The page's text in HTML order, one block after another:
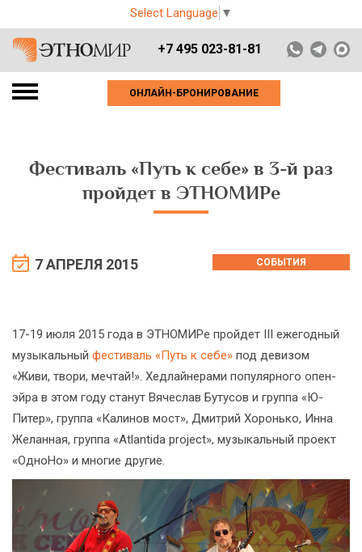
Select Language ▼
+7 495 023-81-81
ОНЛАЙН-БРОНИРОВАНИЕ
Фестиваль «Путь к себе» в 3-й раз
пройдет в ЭТНОМИРе
7 АПРЕЛЯ 2015 СОБЫТИЯ
17-19 июля 2015 года в ЭТНОМИРе пройдет III ежегодный
музыкальный фестиваль «Путь к себе» под девизом
«Живи, твори, мечтай!». Хедлайнерами популярного опен-
эйра в этом году станут Вячеслав Бутусов и группа «Ю-
Питер», группа «Калинов мост», Дмитрий Хоронько, Инна
Желанная, группа «Atlantida project», музыкальный проект
«ОдноНо» и многие другие.